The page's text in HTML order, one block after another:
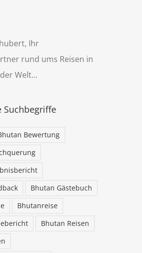
Ihr
rund ums Reisen in
Welt...
Suchbegriffe
Bewertung
Bhutan Gästebuch
Bhutanreise
Bhutan Reisen